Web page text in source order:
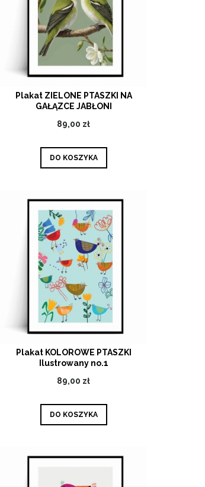
Plakat ZIELONE PTASZKI NA
GAŁĄZCE JABŁONI
89,00 zł
DO KOSZYKA
Plakat KOLOROWE PTASZKI
Ilustrowany no.1
89,00 zł
DO KOSZYKA